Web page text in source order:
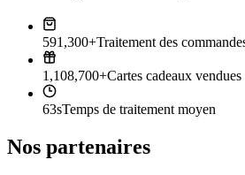
591,300+Traitement des
1,108,700+Cartes cadeaux vendues
63sTemps de traitement moyen
Nos partenaires